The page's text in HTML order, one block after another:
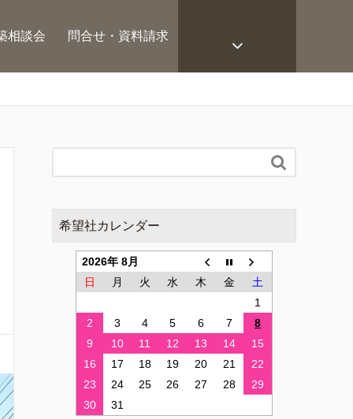
相談会 問合せ・資料請求

希望社カレンダー
2026年 8月
日
月 火 水 木 金
土
1
2
3 4 5 6 7
8
9
10 11 12 13 14
15
16
17 18 19 20 21
22
23
24 25 26 27 28
29
30
31